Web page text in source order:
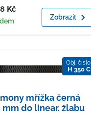
Kč
Zobrazit
Obj. číslo
H 350 C
mřížka černá
mm do linear. žlabu